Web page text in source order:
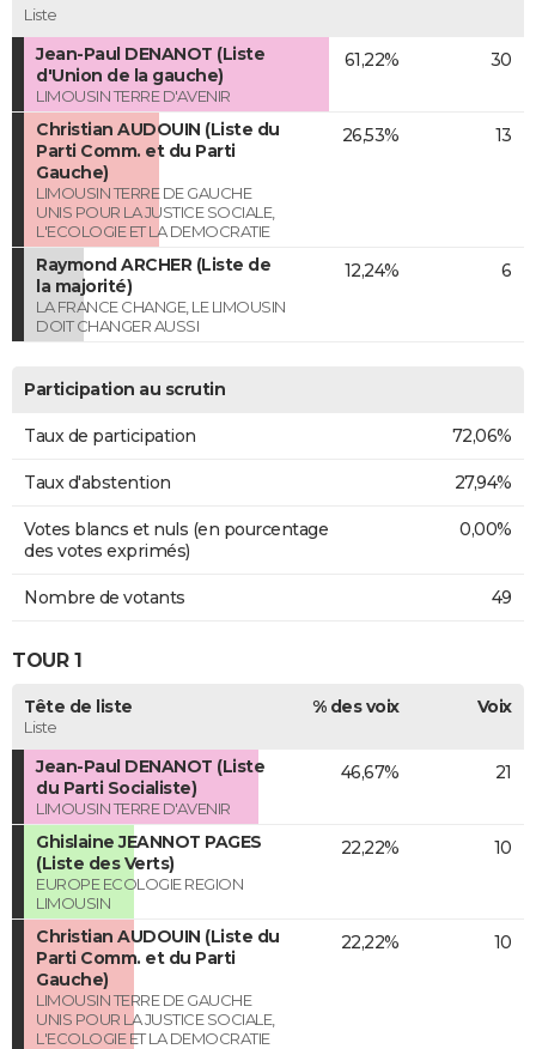
Liste
Jean-Paul DENANOT (Liste
d'Union de la gauche)
LIMOUSIN TERRE D'AVENIR
61,22% 30
Christian AUDOUIN (Liste du
Parti Comm. et du Parti
Gauche)
LIMOUSIN TERRE DE GAUCHE
UNIS POUR LA JUSTICE SOCIALE,
L'ECOLOGIE ET LA DEMOCRATIE
26,53% 13
Raymond ARCHER (Liste de
la majorité)
LA FRANCE CHANGE, LE LIMOUSIN
DOIT CHANGER AUSSI
12,24% 6
Participation au scrutin
Taux de participation 72,06%
Taux d'abstention 27,94%
Votes blancs et nuls (en pourcentage
des votes exprimés)
0,00%
Nombre de votants 49
TOUR 1
Tête de liste
Liste
% des voix Voix
Jean-Paul DENANOT (Liste
du Parti Socialiste)
LIMOUSIN TERRE D'AVENIR
46,67% 21
Ghislaine JEANNOT PAGES
(Liste des Verts)
EUROPE ECOLOGIE REGION
LIMOUSIN
22,22% 10
Christian AUDOUIN (Liste du
Parti Comm. et du Parti
Gauche)
LIMOUSIN TERRE DE GAUCHE
UNIS POUR LA JUSTICE SOCIALE,
L'ECOLOGIE ET LA DEMOCRATIE
22,22% 10